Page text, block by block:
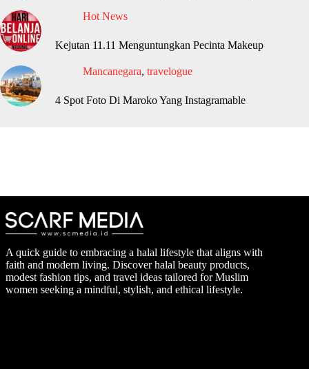
Hot News
Kejutan 11.11 Menguntungkan Pecinta Makeup
Mancanegara, travelogue
4 Spot Foto Di Maroko Yang Instagramable
A quick guide to embracing a halal lifestyle that aligns with
faith and modern living. Discover halal beauty products,
modest fashion tips, and travel ideas tailored for Muslim
women seeking a mindful, stylish, and ethical lifestyle.